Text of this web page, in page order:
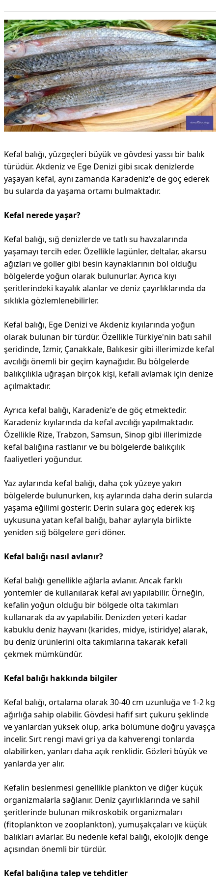
Kefal balığı, yüzgeçleri büyük ve gövdesi yassı bir balık
türüdür. Akdeniz ve Ege Denizi gibi sıcak denizlerde
yaşayan kefal, aynı zamanda Karadeniz'e de göç ederek
bu sularda da yaşama ortamı bulmaktadır.
Kefal nerede yaşar?
Kefal balığı, sığ denizlerde ve tatlı su havzalarında
yaşamayı tercih eder. Özellikle lagünler, deltalar, akarsu
ağızları ve göller gibi besin kaynaklarının bol olduğu
bölgelerde yoğun olarak bulunurlar. Ayrıca kıyı
şeritlerindeki kayalık alanlar ve deniz çayırlıklarında da
sıklıkla gözlemlenebilirler.
Kefal balığı, Ege Denizi ve Akdeniz kıyılarında yoğun
olarak bulunan bir türdür. Özellikle Türkiye'nin batı sahil
şeridinde, İzmir, Çanakkale, Balıkesir gibi illerimizde kefal
avcılığı önemli bir geçim kaynağıdır. Bu bölgelerde
balıkçılıkla uğraşan birçok kişi, kefali avlamak için denize
açılmaktadır.
Ayrıca kefal balığı, Karadeniz'e de göç etmektedir.
Karadeniz kıyılarında da kefal avcılığı yapılmaktadır.
Özellikle Rize, Trabzon, Samsun, Sinop gibi illerimizde
kefal balığına rastlanır ve bu bölgelerde balıkçılık
faaliyetleri yoğundur.
Yaz aylarında kefal balığı, daha çok yüzeye yakın
bölgelerde bulunurken, kış aylarında daha derin sularda
yaşama eğilimi gösterir. Derin sulara göç ederek kış
uykusuna yatan kefal balığı, bahar aylarıyla birlikte
yeniden sığ bölgelere geri döner.
Kefal balığı nasıl avlanır?
Kefal balığı genellikle ağlarla avlanır. Ancak farklı
yöntemler de kullanılarak kefal avı yapılabilir. Örneğin,
kefalin yoğun olduğu bir bölgede olta takımları
kullanarak da av yapılabilir. Denizden yeteri kadar
kabuklu deniz hayvanı (karides, midye, istiridye) alarak,
bu deniz ürünlerini olta takımlarına takarak kefali
çekmek mümkündür.
Kefal balığı hakkında bilgiler
Kefal balığı, ortalama olarak 30-40 cm uzunluğa ve 1-2 kg
ağırlığa sahip olabilir. Gövdesi hafif sırt çukuru şeklinde
ve yanlardan yüksek olup, arka bölümüne doğru yavaşça
incelir. Sırt rengi mavi gri ya da kahverengi tonlarda
olabilirken, yanları daha açık renklidir. Gözleri büyük ve
yanlarda yer alır.
Kefalin beslenmesi genellikle plankton ve diğer küçük
organizmalarla sağlanır. Deniz çayırlıklarında ve sahil
şeritlerinde bulunan mikroskobik organizmaları
(fitoplankton ve zooplankton), yumuşakçaları ve küçük
balıkları avlarlar. Bu nedenle kefal balığı, ekolojik denge
açısından önemli bir türdür.
Kefal balığına talep ve tehditler